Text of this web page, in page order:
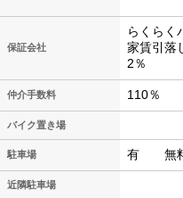
保証会社
らくらく
家賃引落
2％
仲介手数料 110％
バイク置き場
駐車場 有 無
近隣駐車場